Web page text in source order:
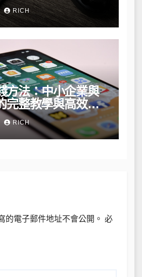
RICH
方法：中小企業與
完整教學與高效策
RICH
的電子郵件地址不會公開。 必